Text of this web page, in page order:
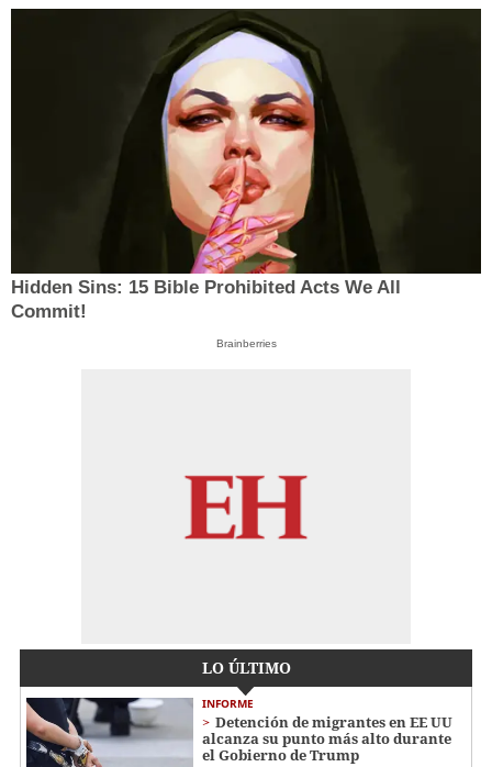
Hidden Sins: 15 Bible Prohibited Acts We All
Commit!
Brainberries
LO ÚLTIMO
INFORME
Detención de migrantes en EE UU
alcanza su punto más alto durante
el Gobierno de Trump